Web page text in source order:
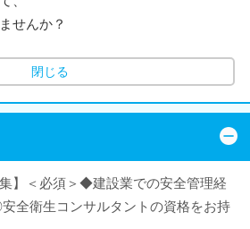
せんか？
閉じる
集】＜必須＞◆建設業での安全管理経
全衛生コンサルタントの資格をお持